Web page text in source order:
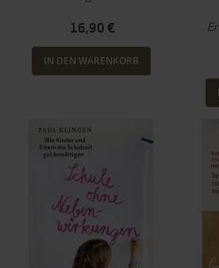
16,90 €
IN DEN WARENKORB